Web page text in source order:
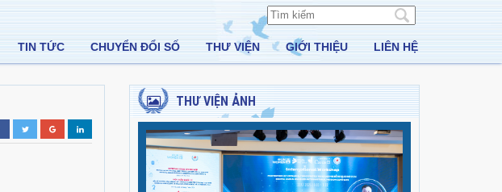
TIN TỨC CHUYỂN ĐỔI SỐ THƯ VIỆN GIỚI THIỆU LIÊN HỆ
THƯ VIỆN ẢNH